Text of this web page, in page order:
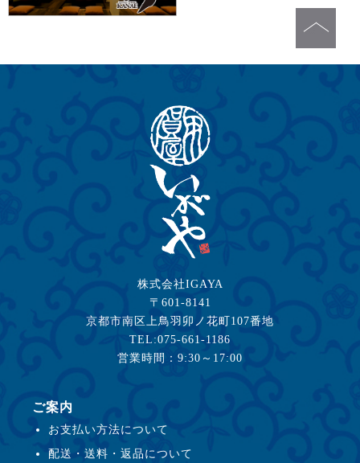
株式会社IGAYA
〒601-8141
京都市南区上鳥羽卯ノ花町107番地
TEL:075-661-1186
営業時間：9:30～17:00
ご案内
お支払い方法について
配送・送料・返品について